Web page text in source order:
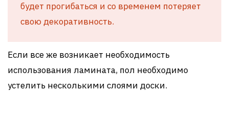
будет прогибаться и со временем потеряет
свою декоративность.
Если все же возникает необходимость
использования ламината, пол необходимо
устелить несколькими слоями доски.